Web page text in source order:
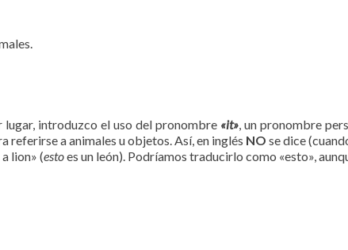
lugar, introduzco el uso del pronombre «it», un pronombre
referirse a animales u objetos. Así, en inglés NO se dice
lion» (estoes un león). Podríamos traducirlo como «esto»,